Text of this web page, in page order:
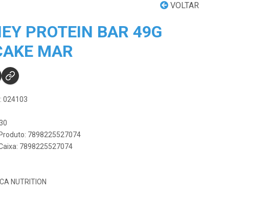
VOLTAR
PROTEIN BAR 49G
MAR
024103
7898225527074
7898225527074
NUTRITION